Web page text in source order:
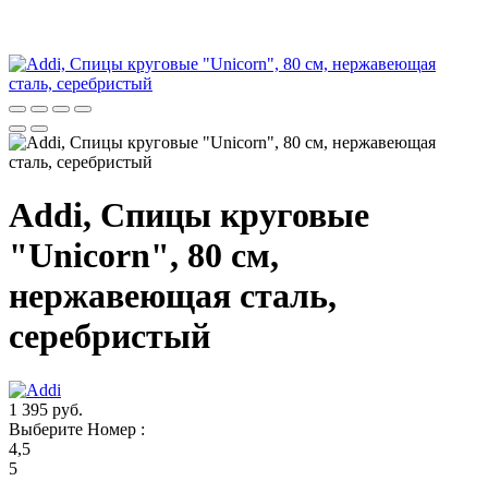
Addi, Спицы круговые
"Unicorn", 80 см,
нержавеющая сталь,
серебристый
1 395 руб.
Выберите Номер :
4,5
5